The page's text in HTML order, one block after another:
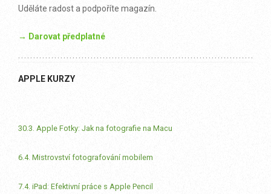
Uděláte radost a podpoříte magazín.
→ Darovat předplatné
APPLE KURZY
30.3. Apple Fotky: Jak na fotografie na Macu
6.4. Mistrovství fotografování mobilem
7.4. iPad: Efektivní práce s Apple Pencil